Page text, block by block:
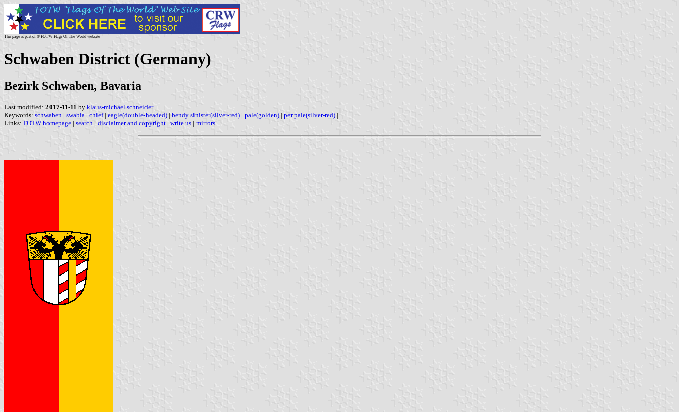
This page is part of © FOTW Flags Of The World website
Schwaben District (Germany)
Bezirk Schwaben, Bavaria
Last modified: 2017-11-11 by klaus-michael schneider
Keywords: schwaben | swabia | chief| eagle(double-headed) | bendy sinister(silver-red) | pale(golden) | per pale(silver-red) |
Links: FOTW homepage | search | disclaimer and copyright | write us | mirrors